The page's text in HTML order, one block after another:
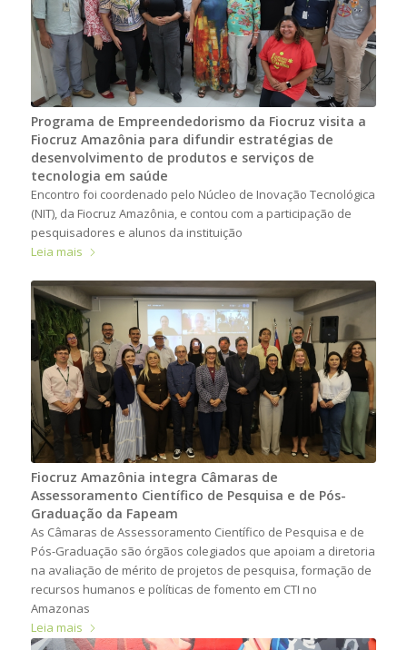
Programa de Empreendedorismo da Fiocruz visita a
Fiocruz Amazônia para difundir estratégias de
desenvolvimento de produtos e serviços de
tecnologia em saúde
Encontro foi coordenado pelo Núcleo de Inovação Tecnológica
(NIT), da Fiocruz Amazônia, e contou com a participação de
pesquisadores e alunos da instituição
Leia mais
Fiocruz Amazônia integra Câmaras de
Assessoramento Científico de Pesquisa e de Pós-
Graduação da Fapeam
As Câmaras de Assessoramento Científico de Pesquisa e de
Pós-Graduação são órgãos colegiados que apoiam a diretoria
na avaliação de mérito de projetos de pesquisa, formação de
recursos humanos e políticas de fomento em CTI no
Amazonas
Leia mais